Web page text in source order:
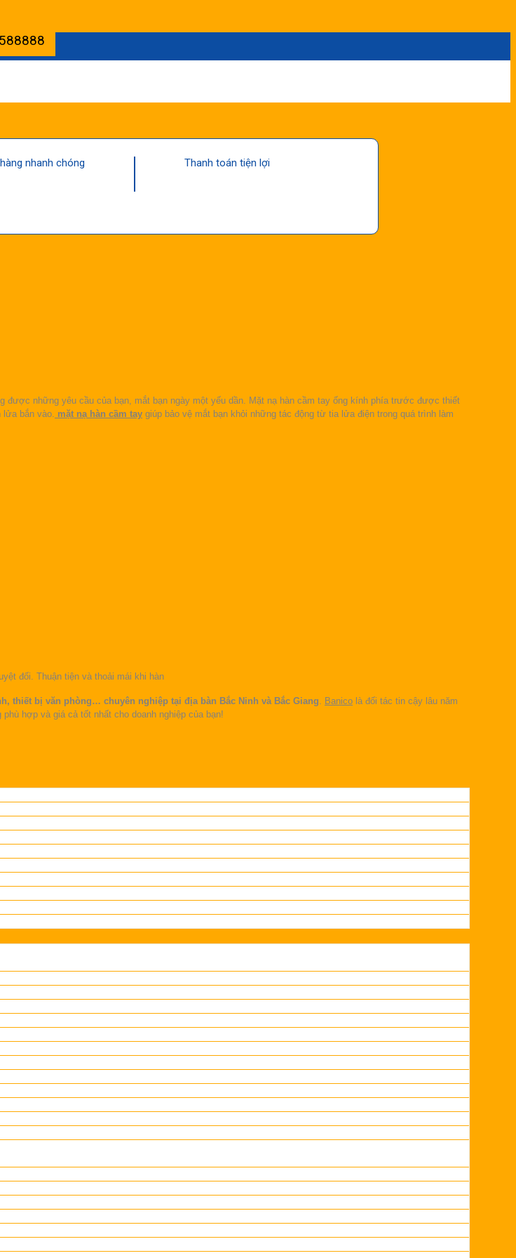
nhanh chóng Thanh toán tiện lợi
những yêu cầu của bạn, mắt bạn ngày một yếu dần. Mặt nạ hàn cầm tay ống kính phía trước được thiết
lửa bắn vào. mặt nạ hàn cầm tay giúp bảo vệ mắt bạn khỏi những tác động từ tia lửa điện trong quá trình làm
đối. Thuận tiện và thoải mái khi hàn
thiết bị văn phòng… chuyên nghiệp tại địa bàn Bắc Ninh và Bắc Giang Banico là đối tác tin cậy lâu năm
hợp và giá cả tốt nhất cho doanh nghiệp của bạn!